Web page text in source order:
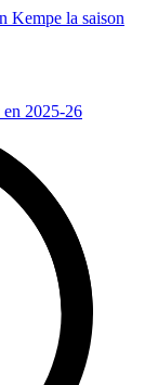
Kempe la saison